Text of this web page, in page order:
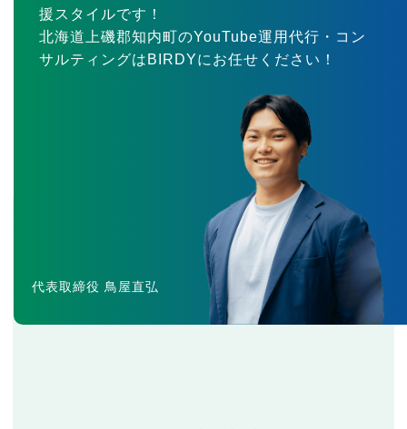
援スタイルです！
北海道上磯郡知内町のYouTube運用代行・コン
サルティングはBIRDYにお任せください！
代表取締役 鳥屋直弘